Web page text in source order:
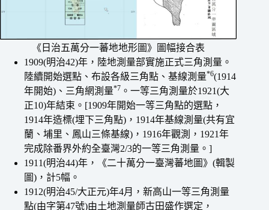
《日治五萬分一蕃地地形圖》圖幅接合表
1909(明治42)年，陸地測量部實施正式三角測量。
陸續開始選點、布設各級三角點、基線測量*6(1914
年開始)、三角網測量*7 。一等三角測量於1921(大
正10)年結束。[1909年開始一等三角點的選點，
1914年造標(埋下三角點)，1914年基線測量(共有宜
蘭、埔里、鳳山三條基線)，1916年觀測，1921年
完成除番界外約全臺灣2/3的一等三角測量。]
1911(明治44)年，《二十萬分一臺灣蕃地圖》(輯製
圖)，計5幅。
1912(明治45/大正元)年4月，新高山一等三角測量
點(由字第47號)由土地測量師古田盛作選定，